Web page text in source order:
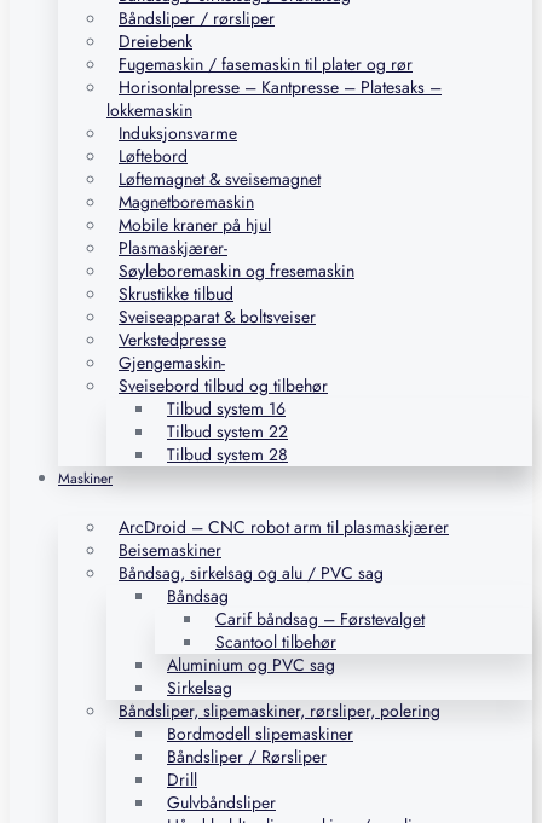
Båndsliper / rørsliper
Dreiebenk
Fugemaskin / fasemaskin til plater og rør
Horisontalpresse – Kantpresse – Platesaks –
lokkemaskin
Induksjonsvarme
Løftebord
Løftemagnet & sveisemagnet
Magnetboremaskin
Mobile kraner på hjul
Plasmaskjærer-
Søyleboremaskin og fresemaskin
Skrustikke tilbud
Sveiseapparat & boltsveiser
Verkstedpresse
Gjengemaskin-
Sveisebord tilbud og tilbehør
Tilbud system 16
Tilbud system 22
Tilbud system 28
Maskiner
ArcDroid – CNC robot arm til plasmaskjærer
Beisemaskiner
Båndsag, sirkelsag og alu / PVC sag
Båndsag
Carif båndsag – Førstevalget
Scantool tilbehør
Aluminium og PVC sag
Sirkelsag
Båndsliper, slipemaskiner, rørsliper, polering
Bordmodell slipemaskiner
Båndsliper / Rørsliper
Drill
Gulvbåndsliper